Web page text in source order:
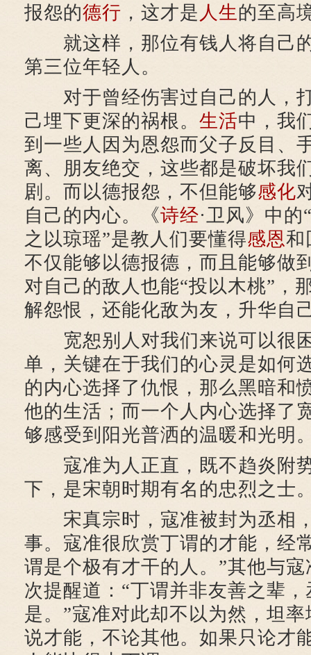
报怨的德行 ，这才是 人生的至高
就这样，那位有钱人将自己
第三位年轻人。
对于曾经伤害过自己的人，
己埋下更深的祸根。 生活中，我
到一些人因为恩怨而父子反目、
离、朋友绝交，这些都是破坏我
剧。而以德报怨，不但能够感化
自己的内心。《诗经·卫风》中
之以琼瑶”是教人们要懂得感恩和
不仅能够以德报德，而且能够做
对自己的敌人也能“投以木桃”，
解怨恨，还能化敌为友，升华自
宽恕别人对我们来说可以很
单，关键在于我们的心灵是如何
的内心选择了仇恨，那么黑暗和
他的生活；而一个人内心选择了
够感受到阳光普洒的温暖和光明
寇准为人正直，既不趋炎附
下，是宋朝时期有名的忠烈之士
宋真宗时，寇准被封为丞相
事。寇准很欣赏丁谓的才能，经
谓是个极有才干的人。”其他与
次提醒道：“丁谓并非友善之辈
是。”寇准对此却不以为然，坦
说才能，不论其他。如果只论才